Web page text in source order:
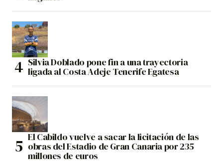
Silvia Doblado pone fin a una trayectoria
ligada al Costa Adeje Tenerife Egatesa
El Cabildo vuelve a sacar la licitación de las
obras del Estadio de Gran Canaria por 235
millones de euros